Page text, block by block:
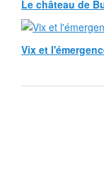
Le château de
Vix et